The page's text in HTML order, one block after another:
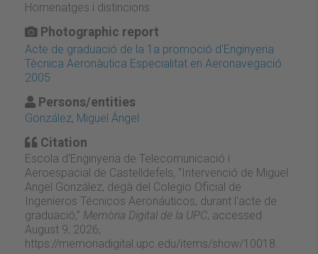
Homenatges i distincions
Photographic report
Acte de graduació de la 1a promoció d'Enginyeria
Tècnica Aeronàutica Especialitat en Aeronavegació
2005
Persons/entities
González, Miguel Ángel
Citation
Escola d'Enginyeria de Telecomunicació i
Aeroespacial de Castelldefels, “Intervenció de Miguel
Angel González, degà del Colegio Oficial de
Ingenieros Técnicos Aeronáuticos, durant l'acte de
graduació,” Memòria Digital de la UPC, accessed
August 9, 2026,
https://memoriadigital.upc.edu/items/show/10018